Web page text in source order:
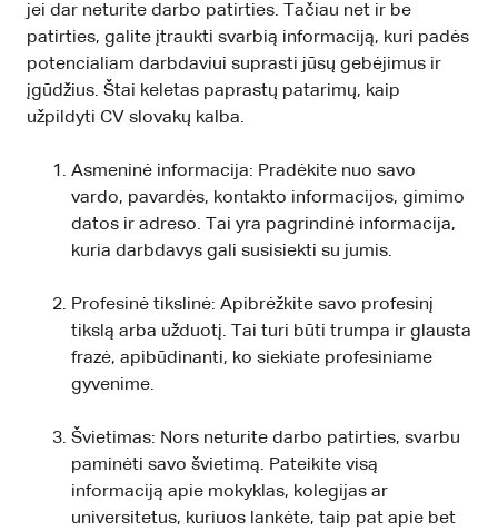
jei dar neturite darbo patirties. Tačiau net ir be
patirties, galite įtraukti svarbią informaciją, kuri padės
potencialiam darbdaviui suprasti jūsų gebėjimus ir
įgūdžius. Štai keletas paprastų patarimų, kaip
užpildyti CV slovakų kalba.
Asmeninė informacija: Pradėkite nuo savo
vardo, pavardės, kontakto informacijos, gimimo
datos ir adreso. Tai yra pagrindinė informacija,
kuria darbdavys gali susisiekti su jumis.
Profesinė tikslinė: Apibrėžkite savo profesinį
tikslą arba užduotį. Tai turi būti trumpa ir glausta
frazė, apibūdinanti, ko siekiate profesiniame
gyvenime.
Švietimas: Nors neturite darbo patirties, svarbu
paminėti savo švietimą. Pateikite visą
informaciją apie mokyklas, kolegijas ar
universitetus, kuriuos lankėte, taip pat apie bet